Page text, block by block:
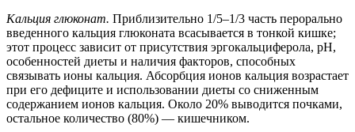
Кальция глюконат. Приблизительно 1/5–1/3 часть перорально
введенного кальция глюконата всасывается в тонкой кишке;
этот процесс зависит от присутствия эргокальциферола, рН,
особенностей диеты и наличия факторов, способных
связывать ионы кальция. Абсорбция ионов кальция возрастает
при его дефиците и использовании диеты со сниженным
содержанием ионов кальция. Около 20% выводится почками,
остальное количество (80%) — кишечником.